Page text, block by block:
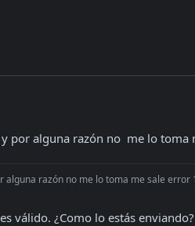
por alguna razón no  me lo toma
alguna razón no me lo toma me sale error
válido. ¿Como lo estás enviando?